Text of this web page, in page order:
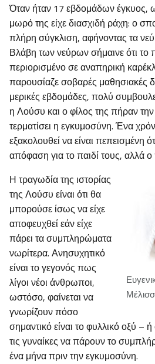
Όταν ήταν 17 εβδομάδων έγκυος,
μωρό της είχε διασχιδή ράχη: ο
πλήρη σύγκλιση, αφήνοντας τα
Βλάβη των νεύρων σήμαινε ότι το
περιορισμένο σε αναπηρική
παρουσίαζε σοβαρές μαθησιακές
μερικές εβδομάδες, πολύ
η Λούσυ και ο φίλος της πήραν
τερματίσει η εγκυμοσύνη. Ένα
εξακολουθεί να είναι πεπεισμένη
απόφαση για το παιδί τους, αλλά
Η τραγωδία της ιστορίας
της Λούσυ είναι ότι θα
μπορούσε ίσως να είχε
αποφευχθεί εάν είχε
πάρει τα συμπληρώματα
νωρίτερα. Ανησυχητικό
είναι το γεγονός πως
λίγοι νέοι άνθρωποι,
ωστόσο, φαίνεται να
γνωρίζουν πόσο
σημαντικό είναι το φυλλικό οξύ – ή
τις γυναίκες να πάρουν το
ένα μήνα πριν την εγκυμοσύνη.